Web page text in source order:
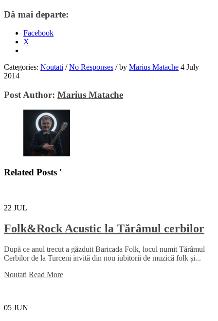
Dă mai departe:
Facebook
X
Categories: Noutati / No Responses /by Marius Matache 4 July
2014
Post Author: Marius Matache
Related Posts '
22 JUL
Folk&Rock Acustic la Tărâmul cerbilor
După ce anul trecut a găzduit Baricada Folk, locul numit Tărâmul
Cerbilor de la Turceni invită din nou iubitorii de muzică folk și...
Noutati Read More
05 JUN